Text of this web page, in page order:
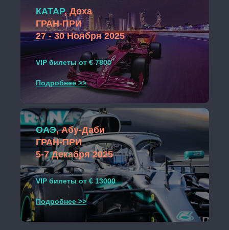
КАТАР, Доха
ГРАН-ПРИ
27 - 30 Ноября 2025
VIP билеты от € 7800
Подробнее >>
ОАЭ, Абу-Даби
ГРАН-ПРИ
5-7 Декабря 2025
VIP билеты от € 13000
Подробнее >>